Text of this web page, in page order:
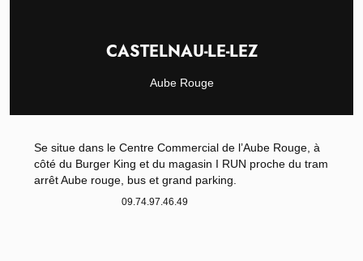
CASTELNAU-LE-LEZ
Aube Rouge
Se situe dans le Centre Commercial de l’Aube Rouge, à
côté du Burger King et du magasin I RUN proche du tram
arrêt Aube rouge, bus et grand parking.
09.74.97.46.49